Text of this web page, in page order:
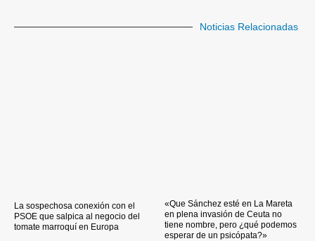
Noticias Relacionadas
La sospechosa conexión con el
PSOE que salpica al negocio del
tomate marroquí en Europa
«Que Sánchez esté en La Mareta
en plena invasión de Ceuta no
tiene nombre, pero ¿qué podemos
esperar de un psicópata?»